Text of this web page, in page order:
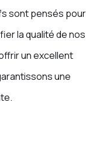
sont pensés pour
la qualité de nos
un excellent
une